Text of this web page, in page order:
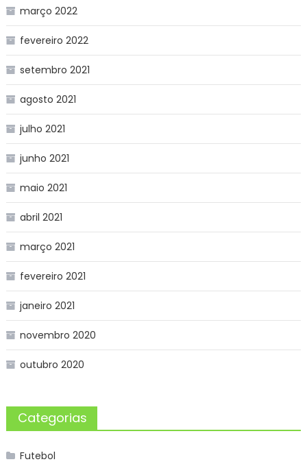
março 2022
fevereiro 2022
setembro 2021
agosto 2021
julho 2021
junho 2021
maio 2021
abril 2021
março 2021
fevereiro 2021
janeiro 2021
novembro 2020
outubro 2020
Categorias
Futebol